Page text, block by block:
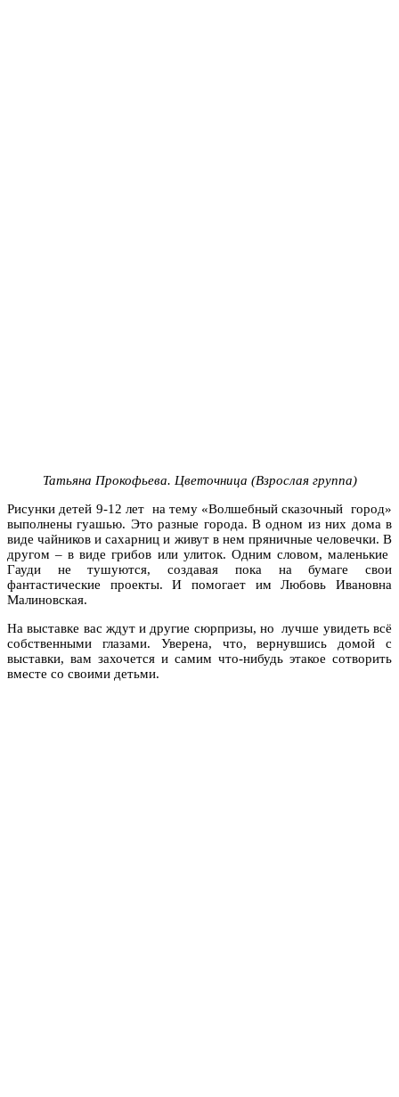
Татьяна Прокофьева. Цветочница (Взрослая группа)
Рисунки детей 9-12 лет на тему «Волшебный сказочный город»
выполнены гуашью. Это разные города. В одном из них дома в
виде чайников и сахарниц и живут в нем пряничные человечки. В
другом – в виде грибов или улиток. Одним словом, маленькие
Гауди не тушуются, создавая пока на бумаге свои
фантастические проекты. И помогает им Любовь Ивановна
Малиновская.
На выставке вас ждут и другие сюрпризы, но лучше увидеть всё
собственными глазами. Уверена, что, вернувшись домой с
выставки, вам захочется и самим что-нибудь этакое сотворить
вместе со своими детьми.